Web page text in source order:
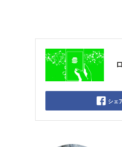
シェ